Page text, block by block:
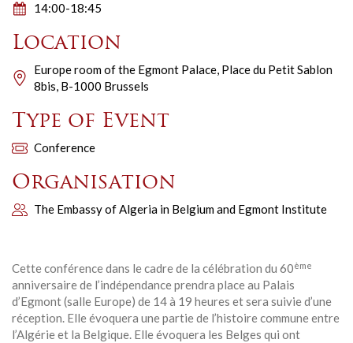
14:00-18:45
Location
Europe room of the Egmont Palace, Place du Petit Sablon
8bis, B-1000 Brussels
Type of Event
Conference
Organisation
The Embassy of Algeria in Belgium and Egmont Institute
Cette conférence dans le cadre de la célébration du 60ème
anniversaire de l’indépendance prendra place au Palais
d’Egmont (salle Europe) de 14 à 19 heures et sera suivie d’une
réception. Elle évoquera une partie de l’histoire commune entre
l’Algérie et la Belgique. Elle évoquera les Belges qui ont